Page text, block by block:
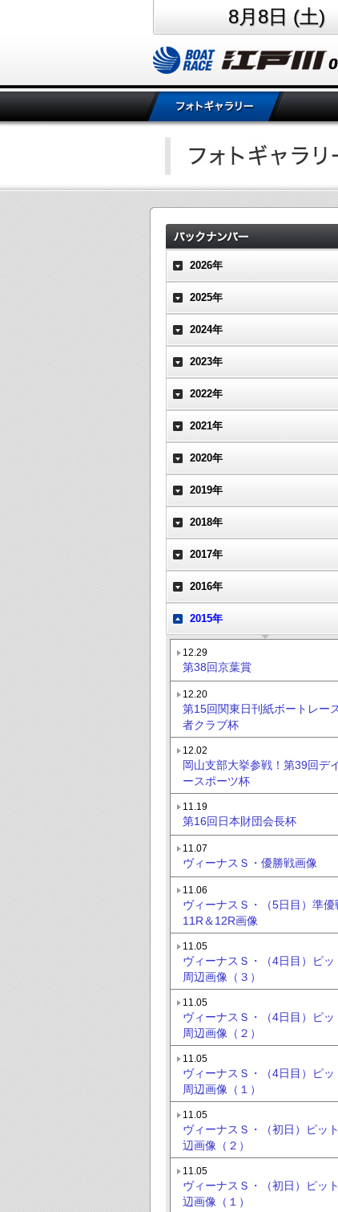
8月8日 (土)
2026年
2025年
2024年
2023年
2022年
2021年
2020年
2019年
2018年
2017年
2016年
2015年
12.29
第38回京葉賞
12.20
第15回関東日刊紙ボートレー
者クラブ杯
12.02
岡山支部大挙参戦！第39回デ
ースポーツ杯
11.19
第16回日本財団会長杯
11.07
ヴィーナスＳ・優勝戦画像
11.06
ヴィーナスＳ・（5日目）準優
11R＆12R画像
11.05
ヴィーナスＳ・（4日目）ピッ
周辺画像（３）
11.05
ヴィーナスＳ・（4日目）ピッ
周辺画像（２）
11.05
ヴィーナスＳ・（4日目）ピッ
周辺画像（１）
11.05
ヴィーナスＳ・（初日）ピッ
辺画像（２）
11.05
ヴィーナスＳ・（初日）ピッ
辺画像（１）